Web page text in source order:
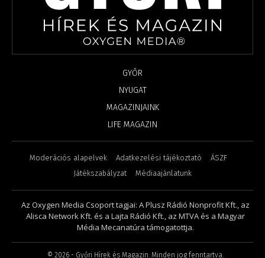
GYŐR
NYUGAT
MAGAZINJAINK
LIFE MAGAZIN
Moderációs alapelvek Adatkezelési tájékoztató
ÁSZF
Játékszabályzat
Médiaajánlatunk
Az Oxygen Media Csoport tagjai: A Plusz Rádió Nonprofit Kft., az
Alisca Network Kft. és a Lajta Rádió Kft., az MTVA és a Magyar
Média Mecanatúra támogatottja.
© 2026 - Győri Hírek és Magazin. Minden jog fenntartva.